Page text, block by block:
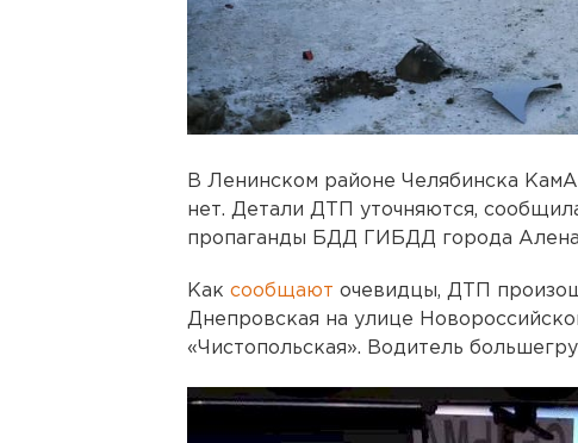
В Ленинском районе Челябинска
нет. Детали ДТП уточняются,
пропаганды БДД ГИБДД города Алена
Как сообщают очевидцы, ДТП
Днепровская на улице
«Чистопольская». Водитель